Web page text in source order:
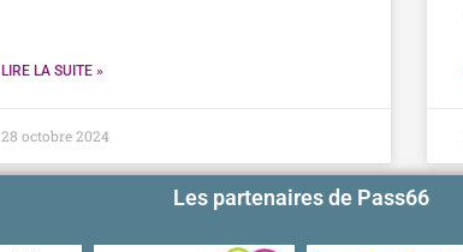
LIRE LA SUITE »
28 octobre 2024
Les partenaires de Pass66